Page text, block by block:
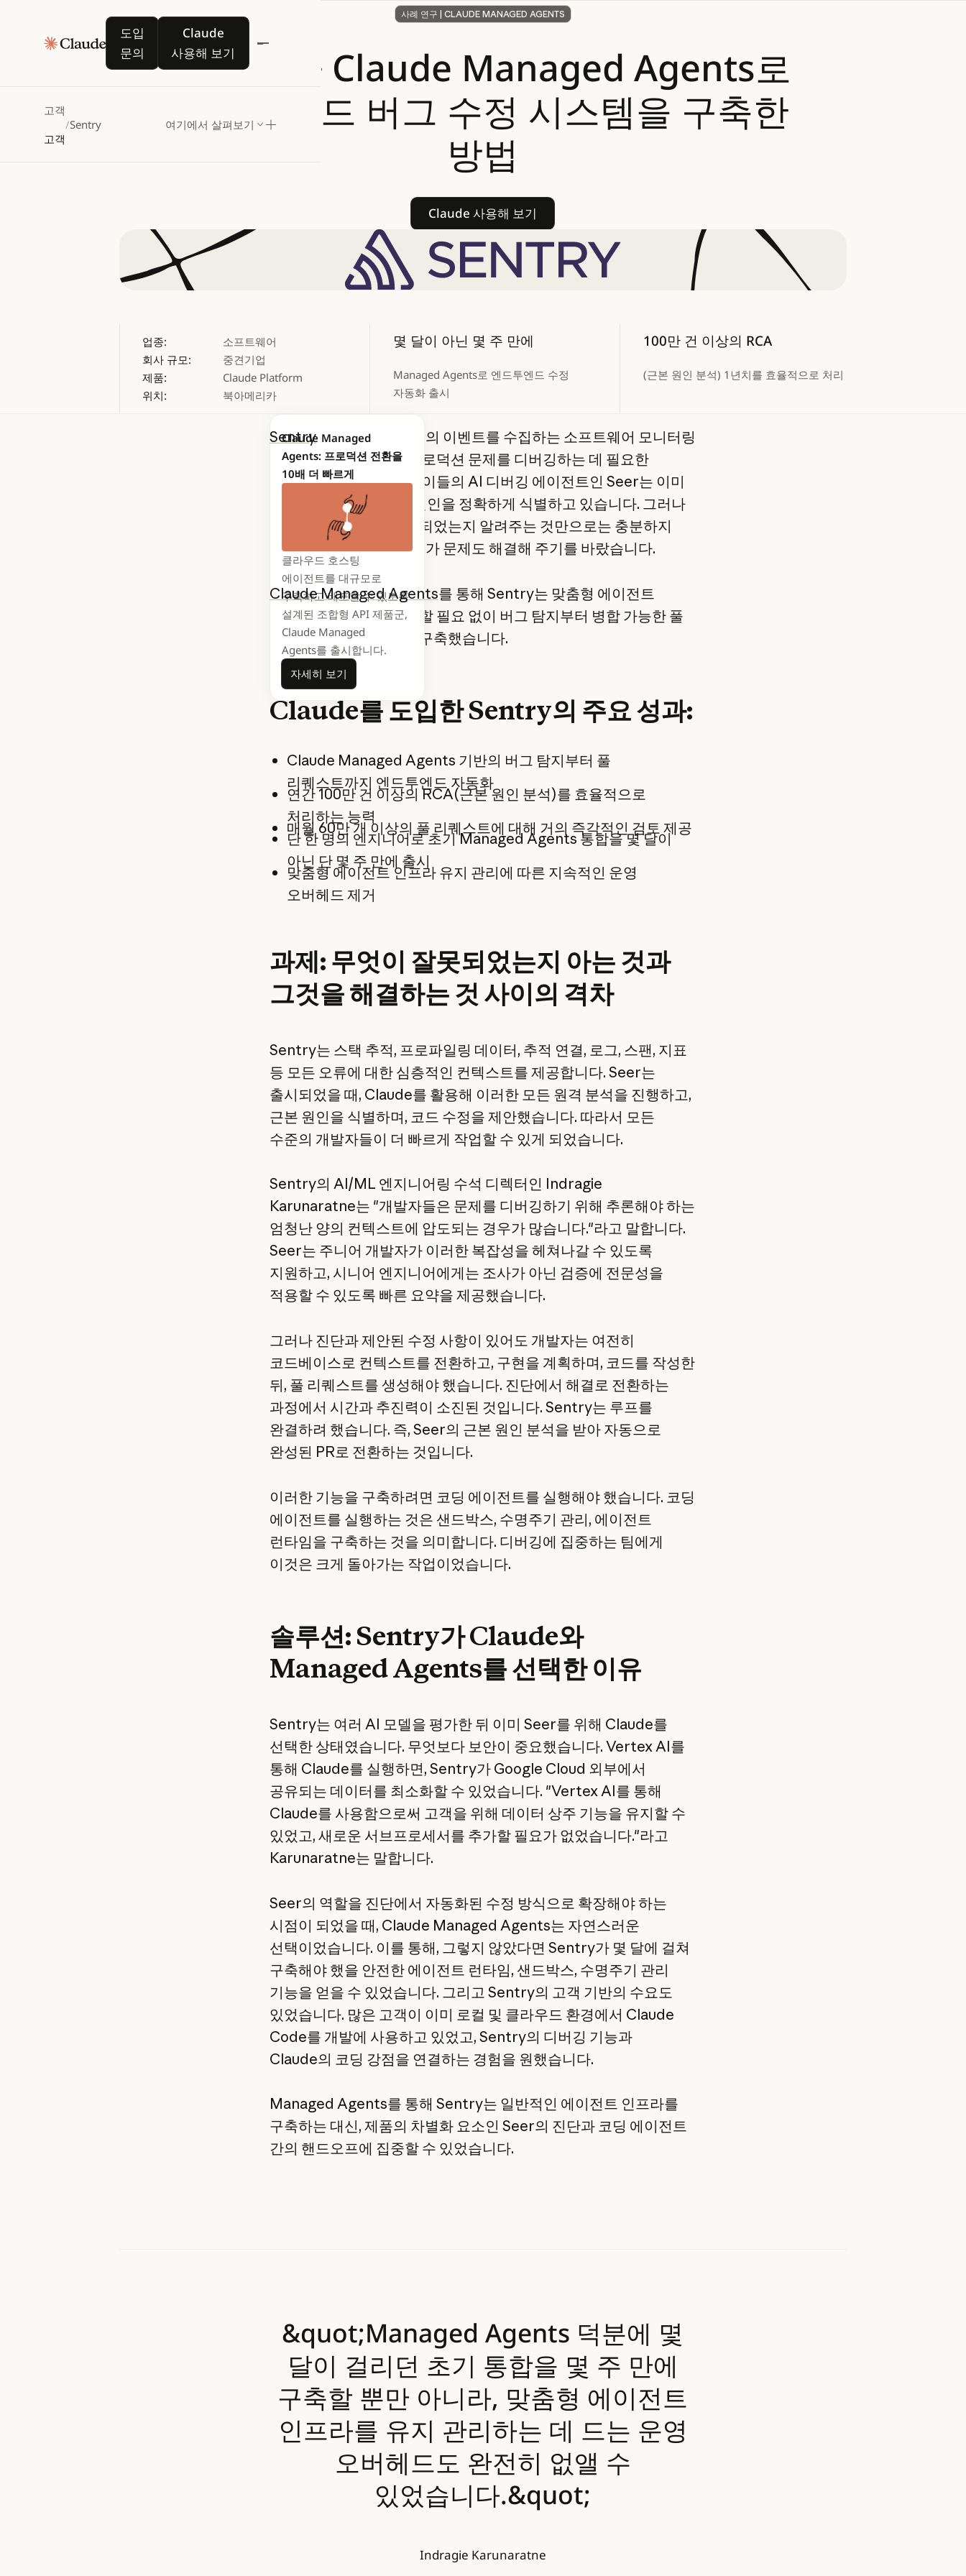
도입
문의
도입 문의
Claude
사용해 보기
Claude 사용해 보기
고객
고객
/Sentry 여기에서 살펴보기
사례 연구 | CLAUDE MANAGED AGENTS
Sentry가 Claude Managed Agents로
엔드투엔드 버그 수정 시스템을 구축한
방법
Claude 사용해 보기
Claude 사용해 보기
업종:
소프트웨어
회사 규모:
중견기업
제품:
Claude Platform
위치:
북아메리카
몇 달이 아닌 몇 주 만에
Managed Agents로 엔드투엔드 수정
자동화 출시
100만 건 이상의 RCA
(근본 원인 분석) 1년치를 효율적으로 처리
Claude Managed
Agents: 프로덕션 전환을
10배 더 빠르게
클라우드 호스팅
에이전트를 대규모로
구축하고 배포할 수 있도록
설계된 조합형 API 제품군,
Claude Managed
Agents를 출시합니다.
자세히 보기
자세히 보기
Sentry는 매일 수십억 건의 이벤트를 수집하는 소프트웨어 모니터링
플랫폼으로, 개발팀이 프로덕션 문제를 디버깅하는 데 필요한
컨텍스트를 제공합니다. 이들의 AI 디버깅 에이전트인 Seer는 이미
Claude를 활용해 근본 원인을 정확하게 식별하고 있습니다. 그러나
개발자에게 무엇이 잘못되었는지 알려주는 것만으로는 충분하지
않았습니다. 그들은 Seer가 문제도 해결해 주기를 바랐습니다.
Claude Managed Agents를 통해 Sentry는 맞춤형 에이전트
런타임을 처음부터 구축할 필요 없이 버그 탐지부터 병합 가능한 풀
리퀘스트까지 인프라를 구축했습니다.
Claude를 도입한 Sentry의 주요 성과:
Claude Managed Agents 기반의 버그 탐지부터 풀
리퀘스트까지 엔드투엔드 자동화
연간 100만 건 이상의 RCA(근본 원인 분석)를 효율적으로
처리하는 능력
매월 60만 개 이상의 풀 리퀘스트에 대해 거의 즉각적인 검토 제공
단 한 명의 엔지니어로 초기 Managed Agents 통합을 몇 달이
아닌 단 몇 주 만에 출시
맞춤형 에이전트 인프라 유지 관리에 따른 지속적인 운영
오버헤드 제거
과제: 무엇이 잘못되었는지 아는 것과
그것을 해결하는 것 사이의 격차
Sentry는 스택 추적, 프로파일링 데이터, 추적 연결, 로그, 스팬, 지표
등 모든 오류에 대한 심층적인 컨텍스트를 제공합니다. Seer는
출시되었을 때, Claude를 활용해 이러한 모든 원격 분석을 진행하고,
근본 원인을 식별하며, 코드 수정을 제안했습니다. 따라서 모든
수준의 개발자들이 더 빠르게 작업할 수 있게 되었습니다.
Sentry의 AI/ML 엔지니어링 수석 디렉터인 Indragie
Karunaratne는 "개발자들은 문제를 디버깅하기 위해 추론해야 하는
엄청난 양의 컨텍스트에 압도되는 경우가 많습니다."라고 말합니다.
Seer는 주니어 개발자가 이러한 복잡성을 헤쳐나갈 수 있도록
지원하고, 시니어 엔지니어에게는 조사가 아닌 검증에 전문성을
적용할 수 있도록 빠른 요약을 제공했습니다.
그러나 진단과 제안된 수정 사항이 있어도 개발자는 여전히
코드베이스로 컨텍스트를 전환하고, 구현을 계획하며, 코드를 작성한
뒤, 풀 리퀘스트를 생성해야 했습니다. 진단에서 해결로 전환하는
과정에서 시간과 추진력이 소진된 것입니다. Sentry는 루프를
완결하려 했습니다. 즉, Seer의 근본 원인 분석을 받아 자동으로
완성된 PR로 전환하는 것입니다.
이러한 기능을 구축하려면 코딩 에이전트를 실행해야 했습니다. 코딩
에이전트를 실행하는 것은 샌드박스, 수명주기 관리, 에이전트
런타임을 구축하는 것을 의미합니다. 디버깅에 집중하는 팀에게
이것은 크게 돌아가는 작업이었습니다.
솔루션: Sentry가 Claude와
Managed Agents를 선택한 이유
Sentry는 여러 AI 모델을 평가한 뒤 이미 Seer를 위해 Claude를
선택한 상태였습니다. 무엇보다 보안이 중요했습니다. Vertex AI를
통해 Claude를 실행하면, Sentry가 Google Cloud 외부에서
공유되는 데이터를 최소화할 수 있었습니다. "Vertex AI를 통해
Claude를 사용함으로써 고객을 위해 데이터 상주 기능을 유지할 수
있었고, 새로운 서브프로세서를 추가할 필요가 없었습니다."라고
Karunaratne는 말합니다.
Seer의 역할을 진단에서 자동화된 수정 방식으로 확장해야 하는
시점이 되었을 때, Claude Managed Agents는 자연스러운
선택이었습니다. 이를 통해, 그렇지 않았다면 Sentry가 몇 달에 걸쳐
구축해야 했을 안전한 에이전트 런타임, 샌드박스, 수명주기 관리
기능을 얻을 수 있었습니다. 그리고 Sentry의 고객 기반의 수요도
있었습니다. 많은 고객이 이미 로컬 및 클라우드 환경에서 Claude
Code를 개발에 사용하고 있었고, Sentry의 디버깅 기능과
Claude의 코딩 강점을 연결하는 경험을 원했습니다.
Managed Agents를 통해 Sentry는 일반적인 에이전트 인프라를
구축하는 대신, 제품의 차별화 요소인 Seer의 진단과 코딩 에이전트
간의 핸드오프에 집중할 수 있었습니다.
&quot;Managed Agents 덕분에 몇
달이 걸리던 초기 통합을 몇 주 만에
구축할 뿐만 아니라, 맞춤형 에이전트
인프라를 유지 관리하는 데 드는 운영
오버헤드도 완전히 없앨 수
있었습니다.&quot;
Indragie Karunaratne